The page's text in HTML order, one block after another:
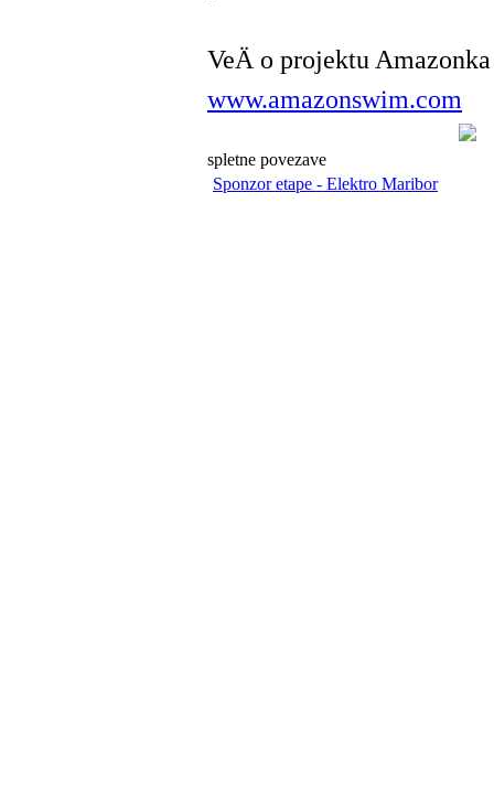
VeÄ o projektu
www.amazonswim.com
spletne povezave
Sponzor etape - Elektro Maribor